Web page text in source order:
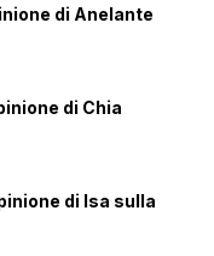
di Anelante
di Chia
di Isa sulla